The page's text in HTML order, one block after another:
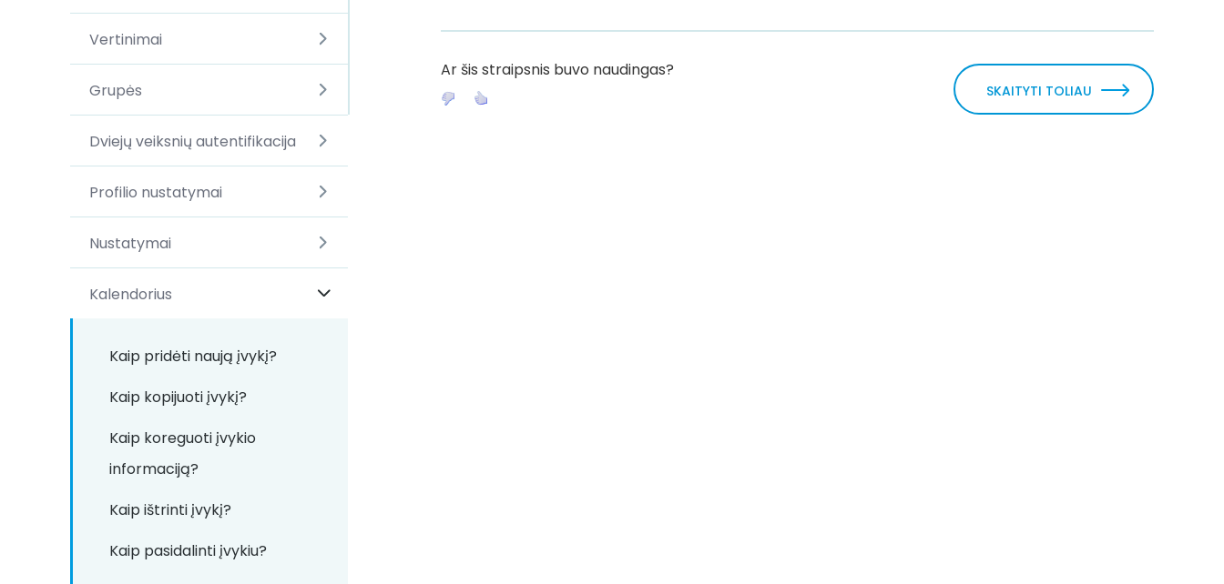
Vertinimai
Grupės
Dviejų veiksnių autentifikacija
Profilio nustatymai
Nustatymai
Kalendorius
Kaip pridėti naują įvykį?
Kaip kopijuoti įvykį?
Kaip koreguoti įvykio
informaciją?
Kaip ištrinti įvykį?
Kaip pasidalinti įvykiu?
Ar šis straipsnis buvo naudingas?
SKAITYTI TOLIAU